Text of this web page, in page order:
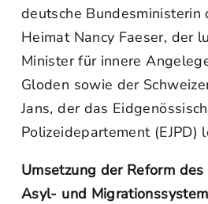
deutsche Bundesministerin
Heimat Nancy Faeser, der
Minister für innere
Gloden sowie der
Jans, der das
Polizeidepartement (EJPD)
Umsetzung der Reform
Asyl- und